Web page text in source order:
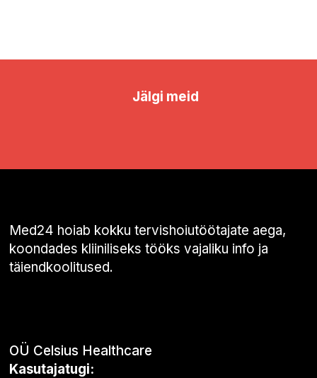
Jälgi meid
Med24 hoiab kokku tervishoiutöötajate aega,
koondades kliiniliseks tööks vajaliku info ja
täiendkoolitused.
OÜ Celsius Healthcare
Kasutajatugi: